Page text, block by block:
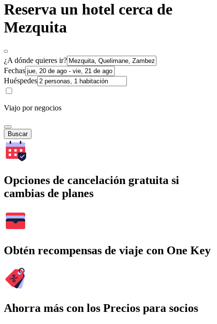
Reserva un hotel cerca de
Mezquita
¿A dónde quieres ir?
Fechas
Huéspedes
Viajo por negocios
Buscar
Opciones de cancelación gratuita si
cambias de planes
Obtén recompensas de viaje con One Key
Ahorra más con los Precios para socios